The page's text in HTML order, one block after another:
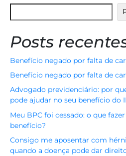
Posts
Benefício negado por falta de
Benefício negado por falta de
Advogado previdenciário: por
pode ajudar no seu benefício do
Meu BPC foi cessado: o que
benefício?
Consigo me aposentar com
quando a doença pode dar